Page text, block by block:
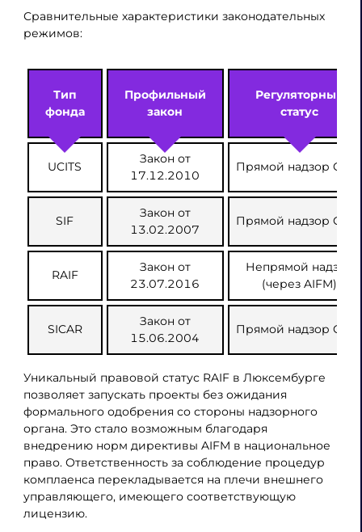
Сравнительные характеристики законодательных
режимов:
Тип
фонда
Профильный
закон
Регуляторный
статус
UCITS
Закон от
17.12.2010
Прямой надзор
SIF
Закон от
13.02.2007
Прямой надзор
RAIF
Закон от
23.07.2016
Непрямой надзор
(через AIFM)
SICAR
Закон от
15.06.2004
Прямой надзор
Уникальный правовой статус RAIF в Люксембурге
позволяет запускать проекты без ожидания
формального одобрения со стороны надзорного
органа. Это стало возможным благодаря
внедрению норм директивы AIFM в национальное
право. Ответственность за соблюдение процедур
комплаенса перекладывается на плечи внешнего
управляющего, имеющего соответствующую
лицензию.